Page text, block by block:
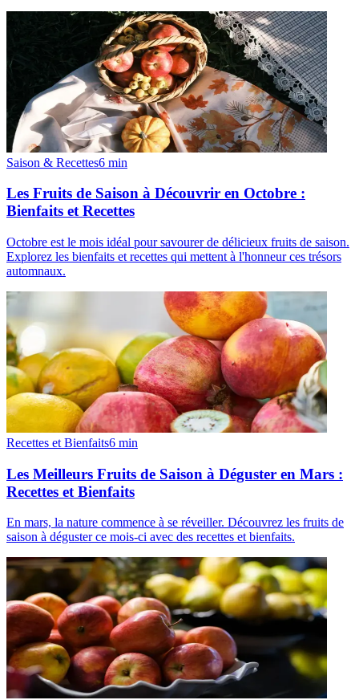
Saison & Recettes6 min
Les Fruits de Saison à Découvrir en Octobre :
Bienfaits et Recettes
Octobre est le mois idéal pour savourer de délicieux fruits de saison.
Explorez les bienfaits et recettes qui mettent à l'honneur ces trésors
automnaux.
Recettes et Bienfaits6 min
Les Meilleurs Fruits de Saison à Déguster en Mars :
Recettes et Bienfaits
En mars, la nature commence à se réveiller. Découvrez les fruits de
saison à déguster ce mois-ci avec des recettes et bienfaits.